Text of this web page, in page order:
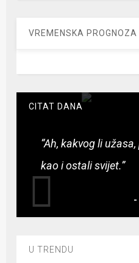
VREMENSKA PROGNOZA
CITAT DANA
“Ah, kakvog li
kao i ostali svijet.”
U TRENDU